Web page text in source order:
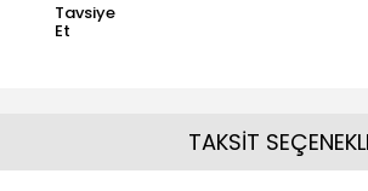
Tavsiye
Et
TAKSİT